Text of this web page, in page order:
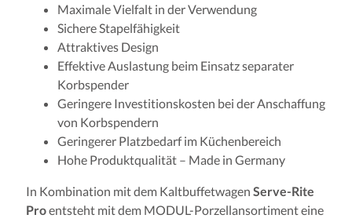
Maximale Vielfalt in der Verwendung
Sichere Stapelfähigkeit
Attraktives Design
Effektive Auslastung beim Einsatz separater
Korbspender
Geringere Investitionskosten bei der Anschaffung
von Korbspendern
Geringerer Platzbedarf im Küchenbereich
Hohe Produktqualität – Made in Germany
In Kombination mit dem Kaltbuffetwagen Serve-Rite
Proentsteht mit dem MODUL-Porzellansortiment eine